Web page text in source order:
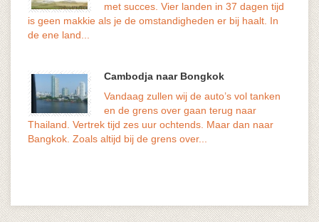
met succes. Vier landen in 37 dagen tijd
is geen makkie als je de omstandigheden er bij haalt. In
de ene land...
Cambodja naar Bongkok
Vandaag zullen wij de auto’s vol tanken
en de grens over gaan terug naar
Thailand. Vertrek tijd zes uur ochtends. Maar dan naar
Bangkok. Zoals altijd bij de grens over...
De...